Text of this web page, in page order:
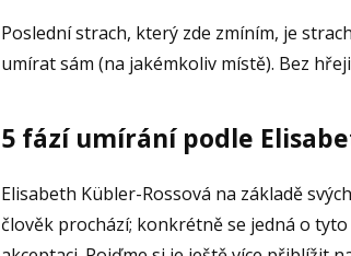
Poslední strach, který zde zmíním, je
umírat sám (na jakémkoliv místě). Bez
5 fází umírání podle
Elisabeth Kübler-Rossová na základě
člověk prochází; konkrétně se jedná o